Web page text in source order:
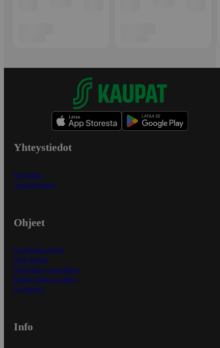
Yhteystiedot
Myymälät
Asiakaspalvelu
Ohjeet
Ensitilaajan ohjeet
Näin maksat
Näin tilaat ja muokkaat
Kaikki ohjeet ja vinkit
In English
Info